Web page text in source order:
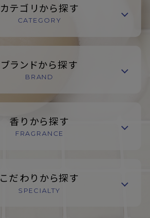
カテゴリから探す
CATEGORY
ブランドから探す
BRAND
香りから探す
FRAGRANCE
こだわりから探す
SPECIALTY